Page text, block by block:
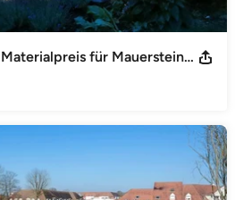
Sitzecke 24qm. Materialpreis für Mauersteine inkl. aller Zubehörteile o. Boden